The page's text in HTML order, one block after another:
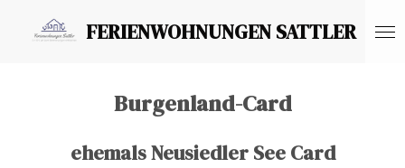
Hauptinhalt
FERIENWOHNUNGEN SATTLER
Burgenland-Card
ehemals Neusiedler See Card